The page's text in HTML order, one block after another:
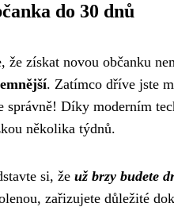
do 30 dnů
že získat novou občanku
. Zatímco dříve jste
správně! Díky moderním
několika týdnů.
si, že už brzy budete
zařizujete důležité